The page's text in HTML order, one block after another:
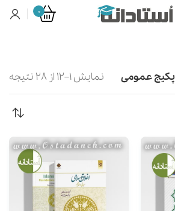
0
پکیج عمومی نمایش 1–12 از 28 نتیجه